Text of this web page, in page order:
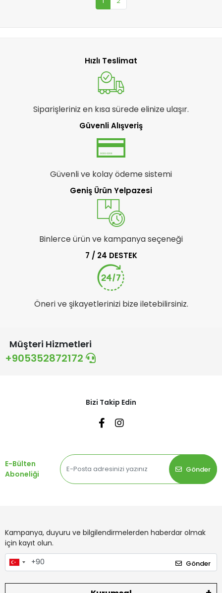
Hızlı Teslimat
Siparişleriniz en kısa sürede elinize ulaşır.
Güvenli Alışveriş
Güvenli ve kolay ödeme sistemi
Geniş Ürün Yelpazesi
Binlerce ürün ve kampanya seçeneği
7 / 24 DESTEK
Öneri ve şikayetlerinizi bize iletebilirsiniz.
Müşteri Hizmetleri
+905352872172
Bizi Takip Edin
E-Bülten
Aboneliği
Gönder
Kampanya, duyuru ve bilgilendirmelerden haberdar olmak
için kayıt olun.
Gönder